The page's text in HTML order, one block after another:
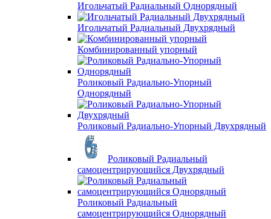
Игольчатый Радиальный Однорядный
Игольчатый Радиальный Двухрядный
Комбинированный упорный
Роликовый Радиально-Упорный
Однорядный
Роликовый Радиально-Упорный Двухрядный
Роликовый Радиальный
самоцентрирующийся Двухрядный
Роликовый Радиальный
самоцентрирующийся Однорядный